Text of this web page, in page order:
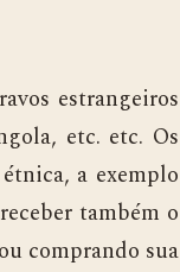
estrangeiros
etc. etc. Os
a exemplo
também o
comprando sua